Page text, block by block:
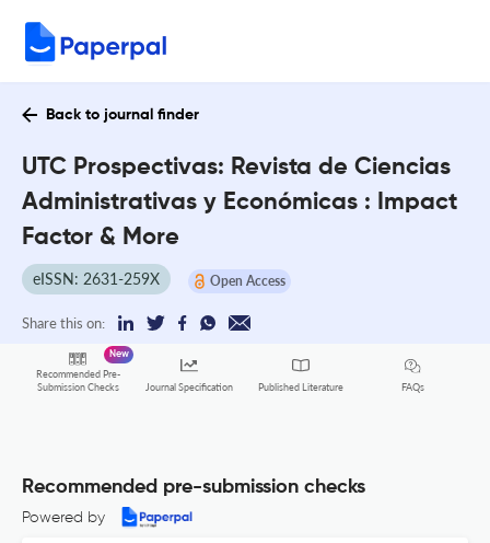
Back to journal finder
UTC Prospectivas: Revista de Ciencias
Administrativas y Económicas : Impact
Factor & More
eISSN: 2631-259X Open Access
Share this on:
Recommended Pre-
Submission Checks
New
Journal Specification Published Literature FAQs
Recommended pre-submission checks
Powered by